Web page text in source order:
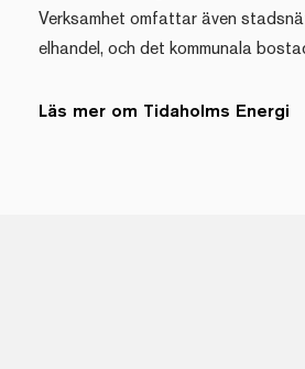
Verksamhet omfattar även
elhandel, och det kommunala
Läs mer om Tidaholms Energi